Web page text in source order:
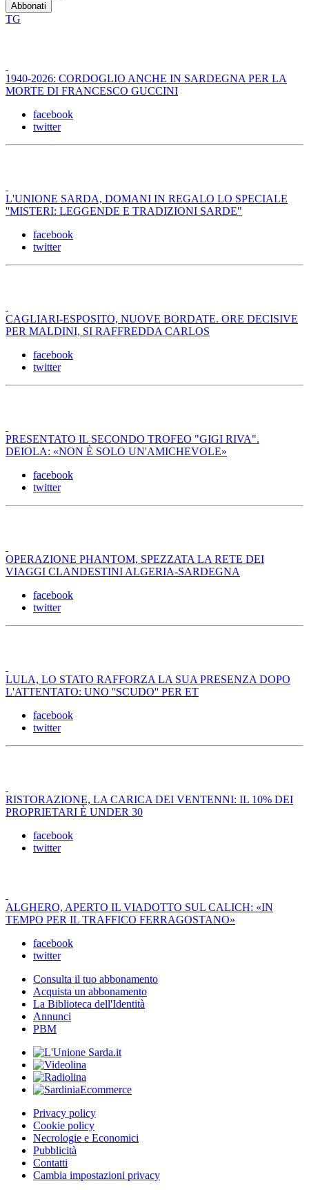
TG
1940-2026: CORDOGLIO ANCHE IN SARDEGNA PER LA
MORTE DI FRANCESCO GUCCINI
facebook
twitter
L'UNIONE SARDA, DOMANI IN REGALO LO SPECIALE
''MISTERI: LEGGENDE E TRADIZIONI SARDE"
facebook
twitter
CAGLIARI-ESPOSITO, NUOVE BORDATE. ORE DECISIVE
PER MALDINI, SI RAFFREDDA CARLOS
facebook
twitter
PRESENTATO IL SECONDO TROFEO "GIGI RIVA".
DEIOLA: «NON È SOLO UN'AMICHEVOLE»
facebook
twitter
OPERAZIONE PHANTOM, SPEZZATA LA RETE DEI
VIAGGI CLANDESTINI ALGERIA-SARDEGNA
facebook
twitter
LULA, LO STATO RAFFORZA LA SUA PRESENZA DOPO
L'ATTENTATO: UNO ''SCUDO'' PER ET
facebook
twitter
RISTORAZIONE, LA CARICA DEI VENTENNI: IL 10% DEI
PROPRIETARI È UNDER 30
facebook
twitter
ALGHERO, APERTO IL VIADOTTO SUL CALICH: «IN
TEMPO PER IL TRAFFICO FERRAGOSTANO»
facebook
twitter
Consulta il tuo abbonamento
Acquista un abbonamento
La Biblioteca dell'Identità
Annunci
PBM
Privacy policy
Cookie policy
Necrologie e Economici
Pubblicità
Contatti
Cambia impostazioni privacy